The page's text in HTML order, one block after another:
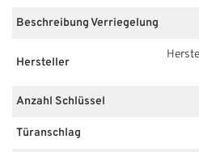
Beschreibung Verriegelung
Hersteller
Anzahl Schlüssel
Türanschlag